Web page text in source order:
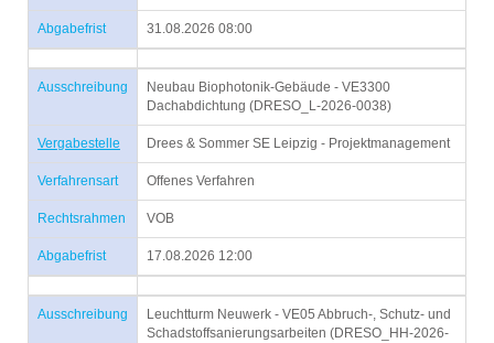
Abgabefrist 31.08.2026 08:00
Ausschreibung
Neubau Biophotonik-Gebäude - VE3300
Dachabdichtung (DRESO_L-2026-0038)
Vergabestelle Drees & Sommer SE Leipzig - Projektmanagement
Verfahrensart Offenes Verfahren
Rechtsrahmen VOB
Abgabefrist 17.08.2026 12:00
Ausschreibung
Leuchtturm Neuwerk - VE05 Abbruch-, Schutz- und
Schadstoffsanierungsarbeiten (DRESO_HH-2026-